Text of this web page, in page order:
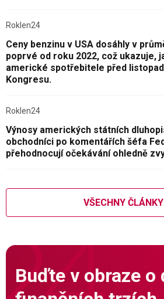
Roklen24
Ceny benzinu v USA dosáhly v
poprvé od roku 2022, což ukazuje,
americké spotřebitele před
Kongresu.
Roklen24
Výnosy amerických státních
obchodníci po komentářích šéfa
přehodnocují očekávání ohledně
VŠECHNY ČLÁNKY
Buďte v obraze o